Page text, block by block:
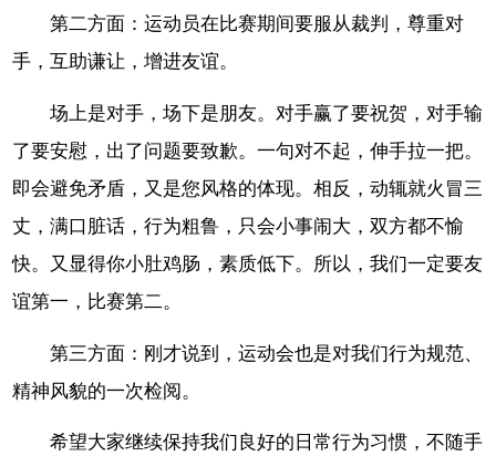
第二方面：运动员在比赛期间要服从裁判，尊重对
手，互助谦让，增进友谊。
场上是对手，场下是朋友。对手赢了要祝贺，对手输
了要安慰，出了问题要致歉。一句对不起，伸手拉一把。
即会避免矛盾，又是您风格的体现。相反，动辄就火冒三
丈，满口脏话，行为粗鲁，只会小事闹大，双方都不愉
快。又显得你小肚鸡肠，素质低下。所以，我们一定要友
谊第一，比赛第二。
第三方面：刚才说到，运动会也是对我们行为规范、
精神风貌的一次检阅。
希望大家继续保持我们良好的日常行为习惯，不随手